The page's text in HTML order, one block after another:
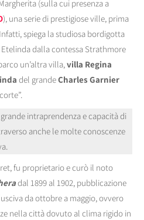
(sulla cui presenza a
), una serie di prestigiose ville, prima
spiega la studiosa bordigotta
dalla contessa Strathmore
un’altra villa,villa Regina
del grandeCharles Garnier
intraprendenza e capacità di
anche le molte conoscenze
fu proprietario e curò il noto
dal 1899 al 1902, pubblicazione
da ottobre a maggio, ovvero
nella città dovuto al clima rigido in